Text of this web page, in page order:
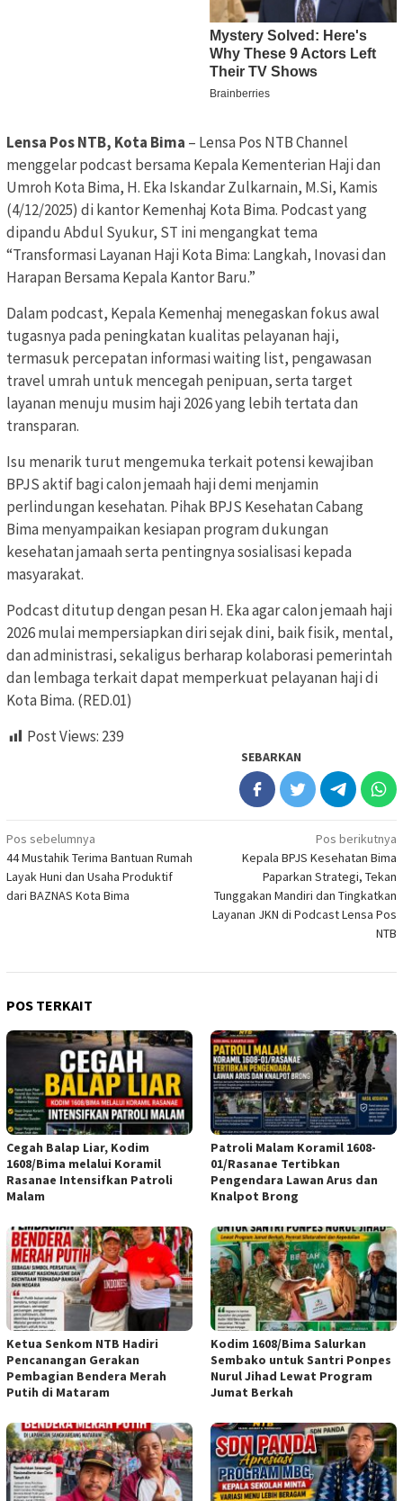
Lensa Pos NTB, Kota Bima – Lensa Pos NTB Channel
menggelar podcast bersama Kepala Kementerian Haji dan
Umroh Kota Bima, H. Eka Iskandar Zulkarnain, M.Si, Kamis
(4/12/2025) di kantor Kemenhaj Kota Bima. Podcast yang
dipandu Abdul Syukur, ST ini mengangkat tema
“Transformasi Layanan Haji Kota Bima: Langkah, Inovasi dan
Harapan Bersama Kepala Kantor Baru.”
Dalam podcast, Kepala Kemenhaj menegaskan fokus awal
tugasnya pada peningkatan kualitas pelayanan haji,
termasuk percepatan informasi waiting list, pengawasan
travel umrah untuk mencegah penipuan, serta target
layanan menuju musim haji 2026 yang lebih tertata dan
transparan.
Isu menarik turut mengemuka terkait potensi kewajiban
BPJS aktif bagi calon jemaah haji demi menjamin
perlindungan kesehatan. Pihak BPJS Kesehatan Cabang
Bima menyampaikan kesiapan program dukungan
kesehatan jamaah serta pentingnya sosialisasi kepada
masyarakat.
Podcast ditutup dengan pesan H. Eka agar calon jemaah haji
2026 mulai mempersiapkan diri sejak dini, baik fisik, mental,
dan administrasi, sekaligus berharap kolaborasi pemerintah
dan lembaga terkait dapat memperkuat pelayanan haji di
Kota Bima. (RED.01)
Post Views: 239
SEBARKAN
Navigasi
pos
Pos sebelumnya
44 Mustahik Terima Bantuan Rumah
Layak Huni dan Usaha Produktif
dari BAZNAS Kota Bima
Pos berikutnya
Kepala BPJS Kesehatan Bima
Paparkan Strategi, Tekan
Tunggakan Mandiri dan Tingkatkan
Layanan JKN di Podcast Lensa Pos
NTB
POS TERKAIT
Cegah Balap Liar, Kodim
1608/Bima melalui Koramil
Rasanae Intensifkan Patroli
Malam
Patroli Malam Koramil 1608-
01/Rasanae Tertibkan
Pengendara Lawan Arus dan
Knalpot Brong
Ketua Senkom NTB Hadiri
Pencanangan Gerakan
Pembagian Bendera Merah
Putih di Mataram
Kodim 1608/Bima Salurkan
Sembako untuk Santri Ponpes
Nurul Jihad Lewat Program
Jumat Berkah